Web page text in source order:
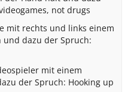
not drugs
mit rechts und links einem
dazu der Spruch:
mit einem
der Spruch: Hooking up